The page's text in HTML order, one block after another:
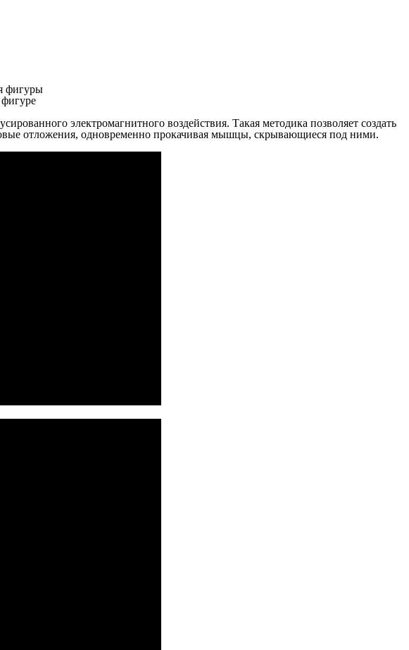
фигуры
электромагнитного воздействия. Такая методика позволяет создать
отложения, одновременно прокачивая мышцы, скрывающиеся под ними.